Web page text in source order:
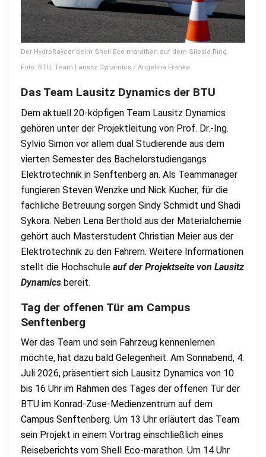
Der HydroRaycer beim Shell Eco-marathon auf dem Silesia Ring.
Foto: BTU, Team Lausitz Dynamics / Angelina Franke
Das Team Lausitz Dynamics der BTU
Dem aktuell 20-köpfigen Team Lausitz Dynamics
gehören unter der Projektleitung von Prof. Dr.-Ing.
Sylvio Simon vor allem dual Studierende aus dem
vierten Semester des Bachelorstudiengangs
Elektrotechnik in Senftenberg an. Als Teammanager
fungieren Steven Wenzke und Nick Kucher, für die
fachliche Betreuung sorgen Sindy Schmidt und Shadi
Sykora. Neben Lena Berthold aus der Materialchemie
gehört auch Masterstudent Christian Meier aus der
Elektrotechnik zu den Fahrern. Weitere Informationen
stellt die Hochschule auf der Projektseite von Lausitz
Dynamics bereit.
Tag der offenen Tür am Campus
Senftenberg
Wer das Team und sein Fahrzeug kennenlernen
möchte, hat dazu bald Gelegenheit. Am Sonnabend, 4.
Juli 2026, präsentiert sich Lausitz Dynamics von 10
bis 16 Uhr im Rahmen des Tages der offenen Tür der
BTU im Konrad-Zuse-Medienzentrum auf dem
Campus Senftenberg. Um 13 Uhr erläutert das Team
sein Projekt in einem Vortrag einschließlich eines
Reiseberichts vom Shell Eco-marathon. Um 14 Uhr